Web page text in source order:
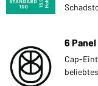
6 Panel
Cap-